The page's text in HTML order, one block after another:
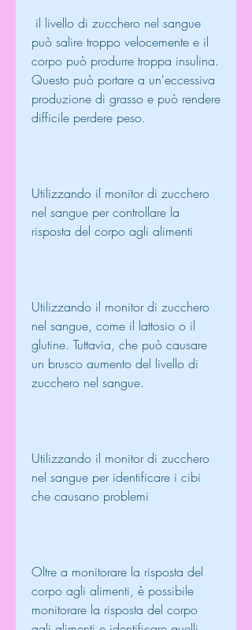
può salire troppo velocemente e il
corpo può produrre troppa insulina.
Questo può portare a un'eccessiva
produzione di grasso e può rendere
difficile perdere peso.
Utilizzando il monitor di zucchero
nel sangue per controllare la
risposta del corpo agli alimenti
Utilizzando il monitor di zucchero
nel sangue, come il lattosio o il
glutine. Tuttavia, che può causare
un brusco aumento del livello di
zucchero nel sangue.
Utilizzando il monitor di zucchero
nel sangue per identificare i cibi
che causano problemi
Oltre a monitorare la risposta del
corpo agli alimenti, è possibile
monitorare la risposta del corpo